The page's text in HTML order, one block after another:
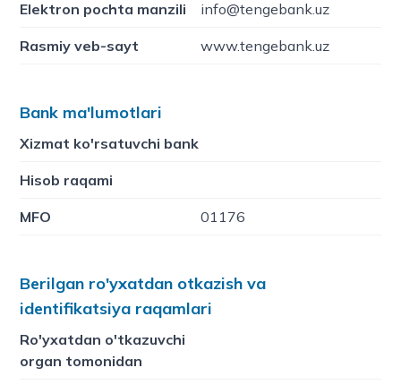
Elektron pochta manzili info@tengebank.uz
Rasmiy veb-sayt www.tengebank.uz
Bank ma'lumotlari
Xizmat ko'rsatuvchi bank
Hisob raqami
MFO 01176
Berilgan ro'yxatdan otkazish va
identifikatsiya raqamlari
Ro'yxatdan o'tkazuvchi
organ tomonidan